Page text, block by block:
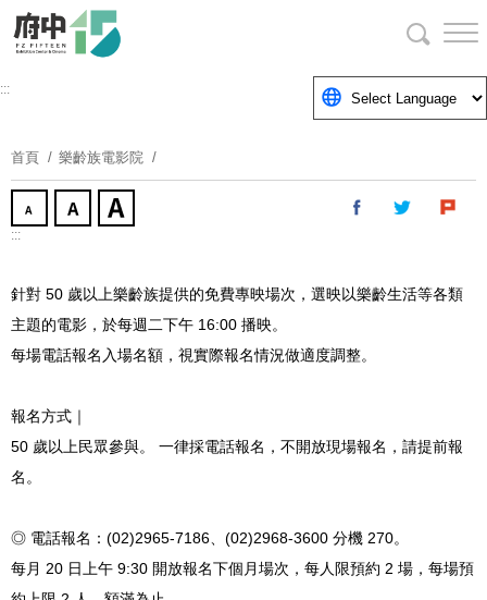
要
塊
:::
首頁 樂齡族電影院
:::
針對 50 歲以上樂齡族提供的免費專映場次，選映以樂齡生活等各類
主題的電影，於每週二下午 16:00 播映。
每場電話報名入場名額，視實際報名情況做適度調整。
報名方式｜
50 歲以上民眾參與。 一律採電話報名，不開放現場報名，請提前報
名。
◎ 電話報名： (02)2965-7186 (02)2968-3600 分機 270。
每月 20 日上午 9:30 開放報名下個月場次，每人限預約 2 場，每場預